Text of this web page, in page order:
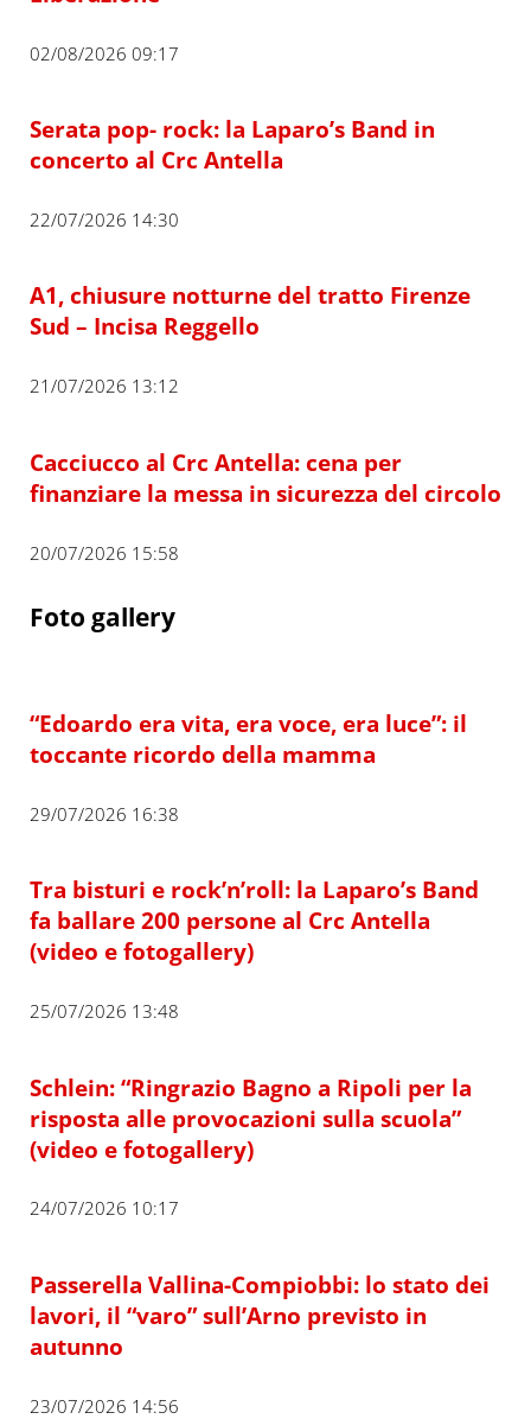
02/08/2026 09:17
Serata pop- rock: la Laparo’s Band in
concerto al Crc Antella
22/07/2026 14:30
A1, chiusure notturne del tratto Firenze
Sud – Incisa Reggello
21/07/2026 13:12
Cacciucco al Crc Antella: cena per
finanziare la messa in sicurezza del circolo
20/07/2026 15:58
Foto gallery
“Edoardo era vita, era voce, era luce”: il
toccante ricordo della mamma
29/07/2026 16:38
Tra bisturi e rock’n’roll: la Laparo’s Band
fa ballare 200 persone al Crc Antella
(video e fotogallery)
25/07/2026 13:48
Schlein: “Ringrazio Bagno a Ripoli per la
risposta alle provocazioni sulla scuola”
(video e fotogallery)
24/07/2026 10:17
Passerella Vallina-Compiobbi: lo stato dei
lavori, il “varo” sull’Arno previsto in
autunno
23/07/2026 14:56